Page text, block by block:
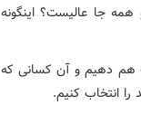
همه جا عالیست؟ اینگونه
هم دهیم و آن کسانی که
انتخاب کنیم.